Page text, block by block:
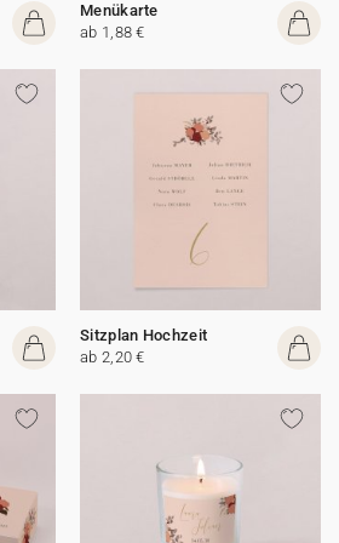
Menükarte
ab 1,88 €
Sitzplan Hochzeit
ab 2,20 €